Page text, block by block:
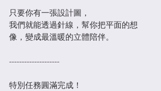
只要你有一張設計圖，
我們就能透過針線，幫你把平面的想
像，變成最溫暖的立體陪伴。
--------------------
特別任務圓滿完成！